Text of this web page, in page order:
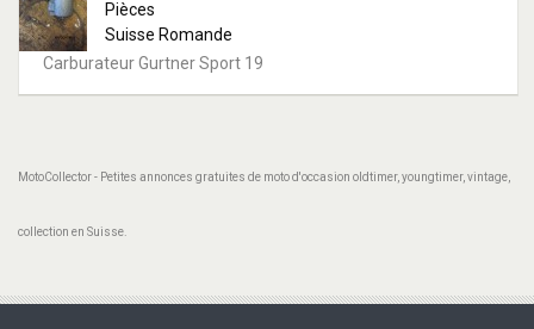
Pièces
Suisse Romande
Carburateur Gurtner Sport 19
MotoCollector - Petites annonces gratuites de moto d'occasion oldtimer, youngtimer, vintage,
collection en Suisse.